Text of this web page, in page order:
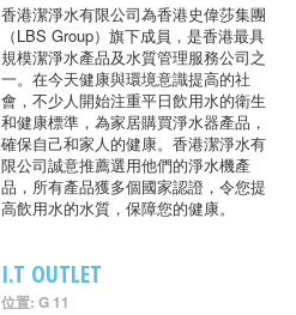
香港潔淨水有限公司為香港史偉莎集團
（LBS Group）旗下成員，是香港最具
規模潔淨水產品及水質管理服務公司之
一。在今天健康與環境意識提高的社
會，不少人開始注重平日飲用水的衛生
和健康標準，為家居購買淨水器產品，
確保自己和家人的健康。香港潔淨水有
限公司誠意推薦選用他們的淨水機產
品，所有產品獲多個國家認證，令您提
高飲用水的水質，保障您的健康。
I.T OUTLET
位置: G 11